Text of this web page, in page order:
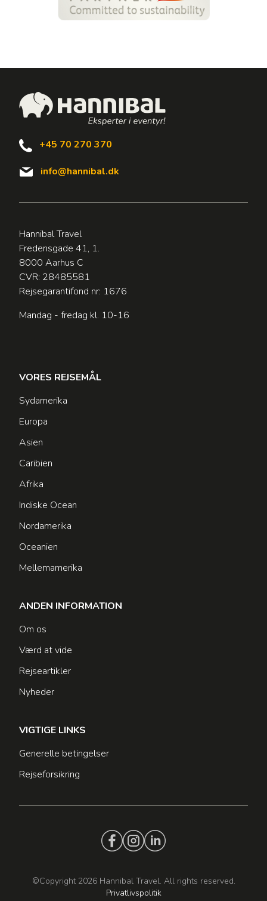
+45 70 270 370
info@hannibal.dk
Hannibal Travel
Fredensgade 41, 1.
8000 Aarhus C
CVR: 28485581
Rejsegarantifond nr: 1676
Mandag - fredag kl. 10-16
VORES REJSEMÅL
Sydamerika
Europa
Asien
Caribien
Afrika
Indiske Ocean
Nordamerika
Oceanien
Mellemamerika
ANDEN INFORMATION
Om os
Værd at vide
Rejseartikler
Nyheder
VIGTIGE LINKS
Generelle betingelser
Rejseforsikring
©Copyright 2026 Hannibal Travel. All rights reserved.
Privatlivspolitik